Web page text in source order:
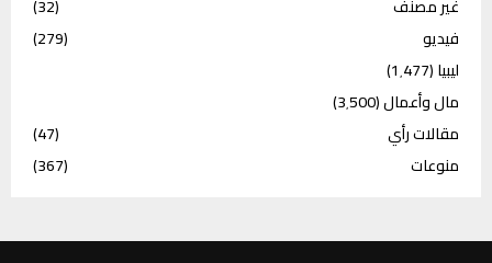
غير مصنف
(32)
فيديو
(279)
ليبيا(1٬477)
مال وأعمال(3٬500)
مقالات رأي
(47)
منوعات
(367)